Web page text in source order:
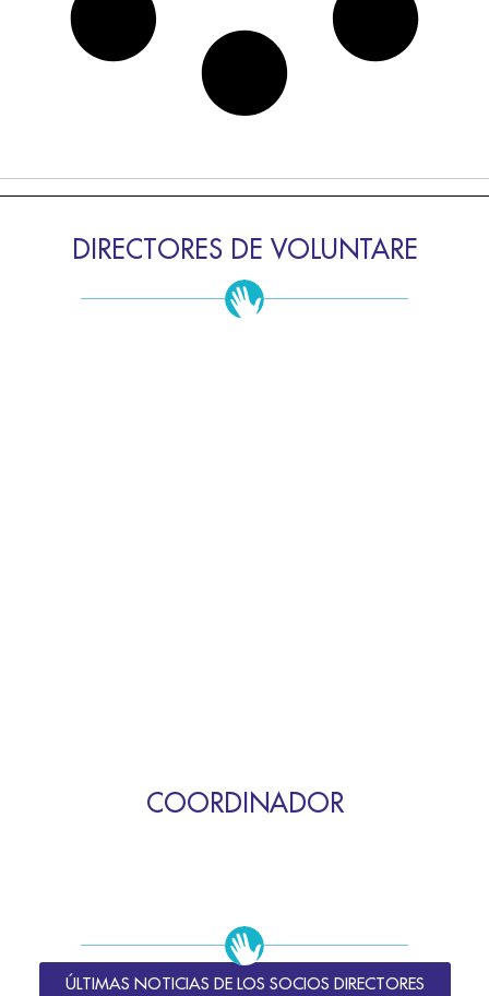
DIRECTORES DE VOLUNTARE
COORDINADOR
ÚLTIMAS NOTICIAS DE LOS SOCIOS DIRECTORES